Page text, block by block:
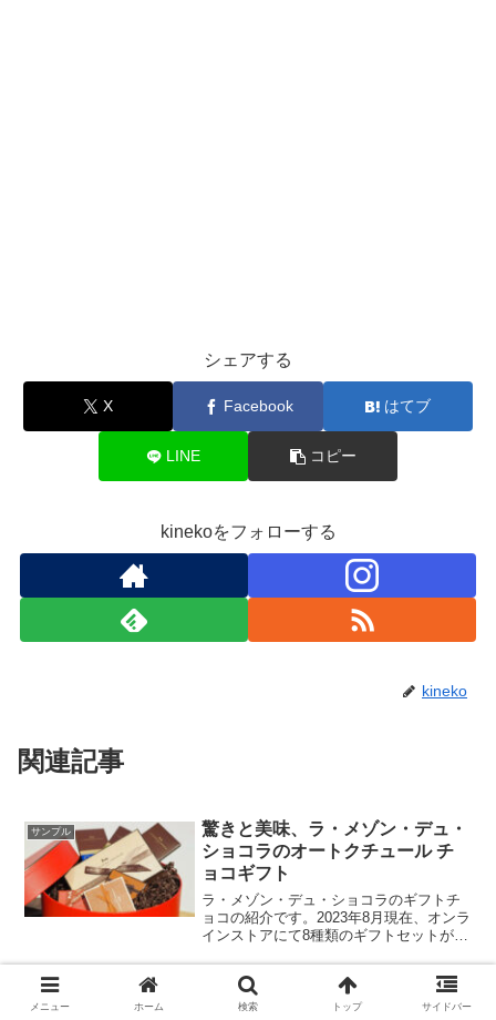
シェアする
X Facebook はてブ
LINE コピー
kinekoをフォローする
kineko
関連記事
サンプル
驚きと美味、ラ・メゾン・デュ・
ショコラのオートクチュール チ
ョコギフト
ラ・メゾン・デュ・ショコラのギフトチ
ョコの紹介です。2023年8月現在、オンラ
インストアにて8種類のギフトセットが用
【厳選】おしゃれで機能的なUV
メニュー ホーム 検索 トップ サイドバー